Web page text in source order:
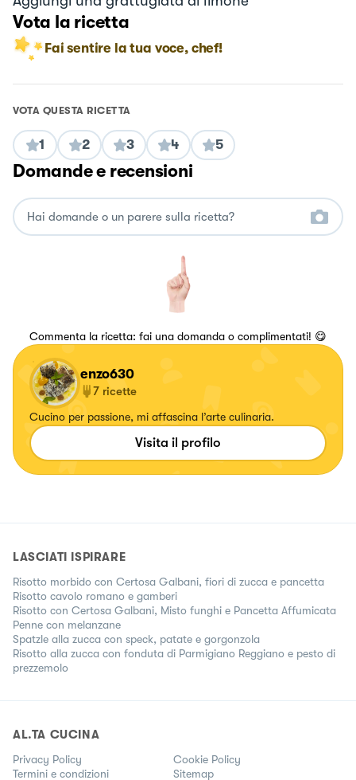
Vota la ricetta
Fai sentire la tua voce, chef!
VOTA QUESTA RICETTA
1 2 3 4 5
Domande e recensioni
Commenta la ricetta: fai una domanda o complimentati! 😋
enzo630
7 ricette
Cucino per passione, mi affascina l’arte culinaria.
Visita il profilo
LASCIATI ISPIRARE
Risotto morbido con Certosa Galbani, fiori di zucca e pancetta
Risotto cavolo romano e gamberi
Risotto con Certosa Galbani, Misto funghi e Pancetta Affumicata
Penne con melanzane
Spatzle alla zucca con speck, patate e gorgonzola
Risotto alla zucca con fonduta di Parmigiano Reggiano e pesto di
prezzemolo
AL.TA CUCINA
Privacy Policy
Cookie Policy
Termini e condizioni
Sitemap